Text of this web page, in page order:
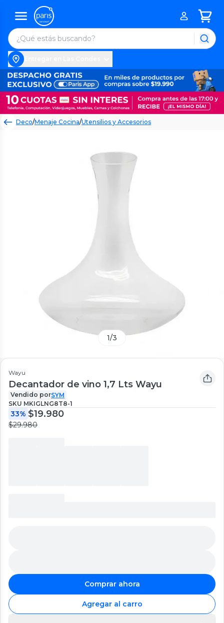
Deco/Menaje Cocina/Utensilios y Accesorios
1/3
Wayu
Decantador de vino 1,7 Lts Wayu
Vendido porSYM
SKU MKIGLNG8T8-1
33% $19.980
$29.980
Comprar ahora
Agregar al carro